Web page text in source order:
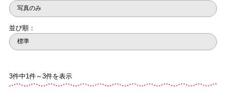
並び順：
3件中1件～3件を表示